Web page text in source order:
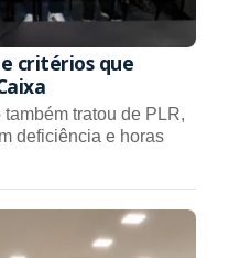
critérios que
tratou de PLR,
deficiência e horas